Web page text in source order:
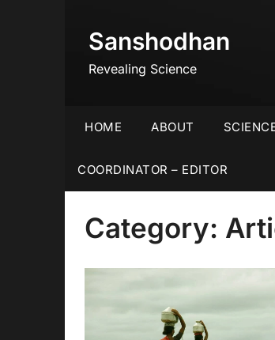
Sanshodhan
Revealing Science
HOME ABOUT
COORDINATOR – EDITOR
Category: